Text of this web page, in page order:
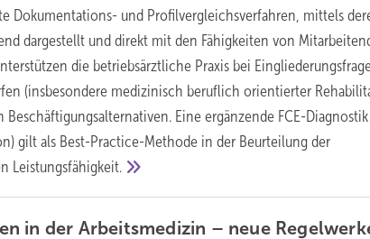
Dokumentations- und Profilvergleichsverfahren, mittels
dargestellt und direkt mit den Fähigkeiten von
die betriebsärztliche Praxis bei
(insbesondere medizinisch beruflich orientierter
Beschäftigungsalternativen. Eine ergänzende FCE-Diagnostik
gilt als Best-Practice-Methode in der Beurteilung der
Leistungsfähigkeit.
in der ­Arbeitsmedizin – neue